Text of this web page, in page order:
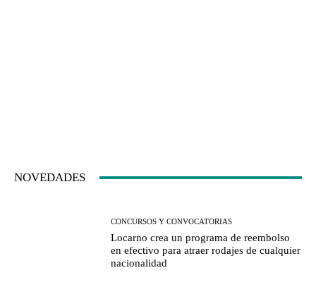
NOVEDADES
CONCURSOS Y CONVOCATORIAS
Locarno crea un programa de reembolso
en efectivo para atraer rodajes de cualquier
nacionalidad